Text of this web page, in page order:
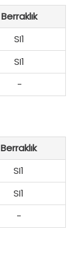
Berraklık
SI1
SI1
-
Berraklık
SI1
SI1
-